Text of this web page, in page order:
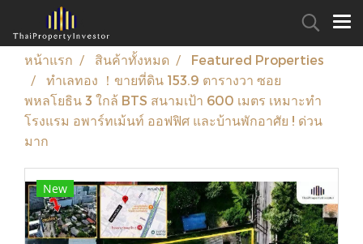
หน้าแรก สินค้าทั้งหมด
Featured Properties
ทำเลทอง ！ขายที่ดิน 153.9 ตารางวา ซอย
พหลโยธิน 3 ใกล้ BTS สนามเป้า 600 เมตร เหมาะทำ
โรงแรม อพาร์ทเม้นท์ ออฟฟิศ และบ้านพักอาศัย ! ด่วน
มาก
New